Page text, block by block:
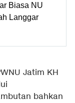
Biasa NU
Langgar
Jatim KH
bahkan